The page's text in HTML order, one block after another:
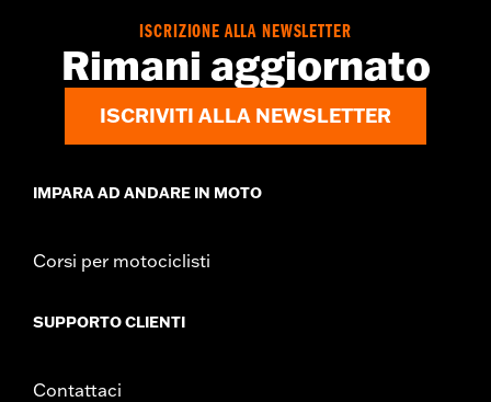
ISCRIZIONE ALLA NEWSLETTER
Rimani aggiornato
ISCRIVITI ALLA NEWSLETTER
IMPARA AD ANDARE IN MOTO
Corsi per motociclisti
SUPPORTO CLIENTI
Contattaci